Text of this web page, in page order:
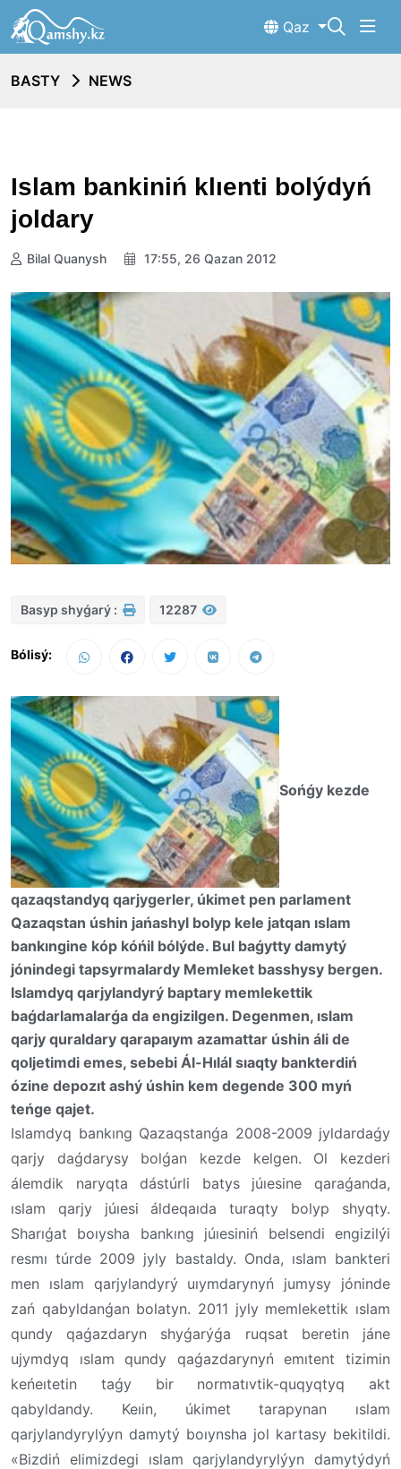
Qaz
BASTY NEWS
Islam bankiniń klıenti bolýdyń
joldary
Bilal Quanysh 17:55, 26 Qazan 2012
Basyp shyǵarý : 12287
Bólisý:
Sońǵy kezde
qazaqstandyq qarjygerler, úkimet pen parlament
Qazaqstan úshin jańashyl bolyp kele jatqan ıslam
bankıngine kóp kóńil bólýde. Bul baǵytty damytý
jónindegi tapsyrmalardy Memleket basshysy bergen.
Islamdyq qarjylandyrý baptary memlekettik
baǵdarlamalarǵa da engizilgen. Degenmen, ıslam
qarjy quraldary qarapaıym azamattar úshin áli de
qoljetimdi emes, sebebi Ál-Hılál sıaqty bankterdiń
ózine depozıt ashý úshin kem degende 300 myń
teńge qajet.
Islamdyq bankıng Qazaqstanǵa 2008-2009 jyldardaǵy
qarjy daǵdarysy bolǵan kezde kelgen. Ol kezderi
álemdik naryqta dástúrli batys júıesine qaraǵanda,
ıslam qarjy júıesi áldeqaıda turaqty bolyp shyqty.
Sharıǵat boıysha bankıng júıesiniń belsendi engizilýi
resmı túrde 2009 jyly bastaldy. Onda, ıslam bankteri
men ıslam qarjylandyrý uıymdarynyń jumysy jóninde
zań qabyldanǵan bolatyn. 2011 jyly memlekettik ıslam
qundy qaǵazdaryn shyǵarýǵa ruqsat beretin jáne
ujymdyq ıslam qundy qaǵazdarynyń emıtent tizimin
keńeıtetin taǵy bir normatıvtik-quqyqtyq akt
qabyldandy. Keıin, úkimet tarapynan ıslam
qarjylandyrylýyn damytý boıynsha jol kartasy bekitildi.
«Bizdiń elimizdegi ıslam qarjylandyrylýyn damytýdyń